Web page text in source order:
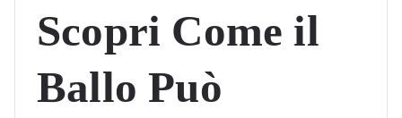
Scopri Come il
Ballo Può